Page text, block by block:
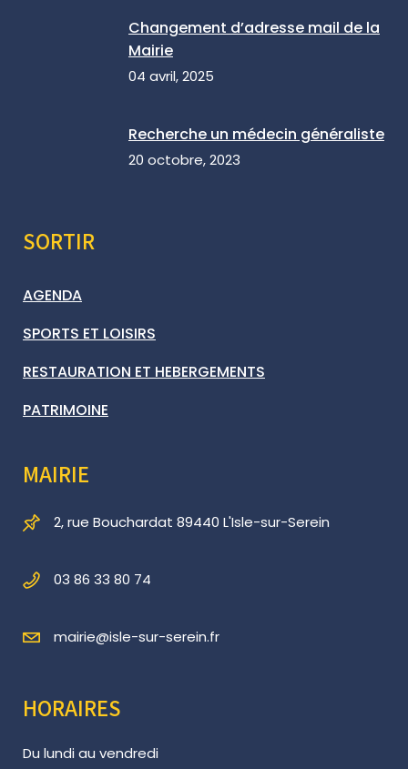
Changement d’adresse mail de la
Mairie
04 avril, 2025
Recherche un médecin généraliste
20 octobre, 2023
SORTIR
AGENDA
SPORTS ET LOISIRS
RESTAURATION ET HEBERGEMENTS
PATRIMOINE
MAIRIE
2, rue Bouchardat 89440 L'Isle-sur-Serein
03 86 33 80 74
mairie@isle-sur-serein.fr
HORAIRES
Du lundi au vendredi